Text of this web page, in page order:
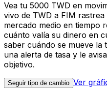
Vea tu 5000 TWD en
vivo de TWD a FIM rastrea
mercado medio en tiempo
cuánto valía su dinero en
saber cuándo se mueve la
una alerta de tasa y le
objetivo.
Seguir tipo de cambio Ver